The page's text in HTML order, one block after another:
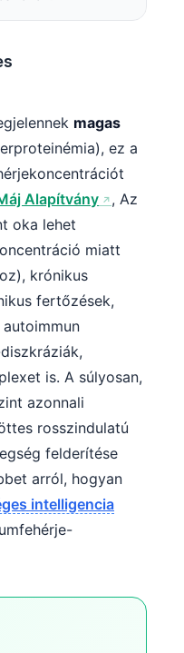
magas
ez a
Alapítvány
, Az
oka lehet
miatt
krónikus
fertőzések,
is. A súlyosan,
azonnali
rosszindulatú
felderítése
arról, hogyan
intelligencia